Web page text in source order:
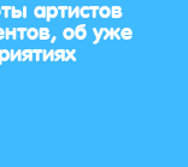
об уже